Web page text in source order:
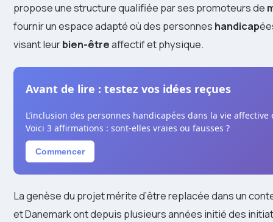
propose une structure qualifiée par ses promoteurs de
fournir un espace adapté où des personnes handicap
visant leurbien-êtreaffectif et physique.
Avant de lire : testez vos idées reçues
L’inclusion des personnes handicapées dans la vie
Voici 3 affirmations : sont-elles vraies ou fausses ?
Commencer
La genèse du projet mérite d’être replacée dans un
et Danemark ont depuis plusieurs années initié des